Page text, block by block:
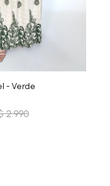
- Verde
2.990